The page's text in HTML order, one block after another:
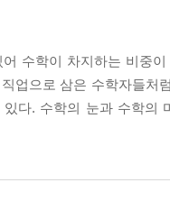
어 수학이 차지하는 비중
업으로 삼은 수학자들처
다. 수학의 눈과 수학의